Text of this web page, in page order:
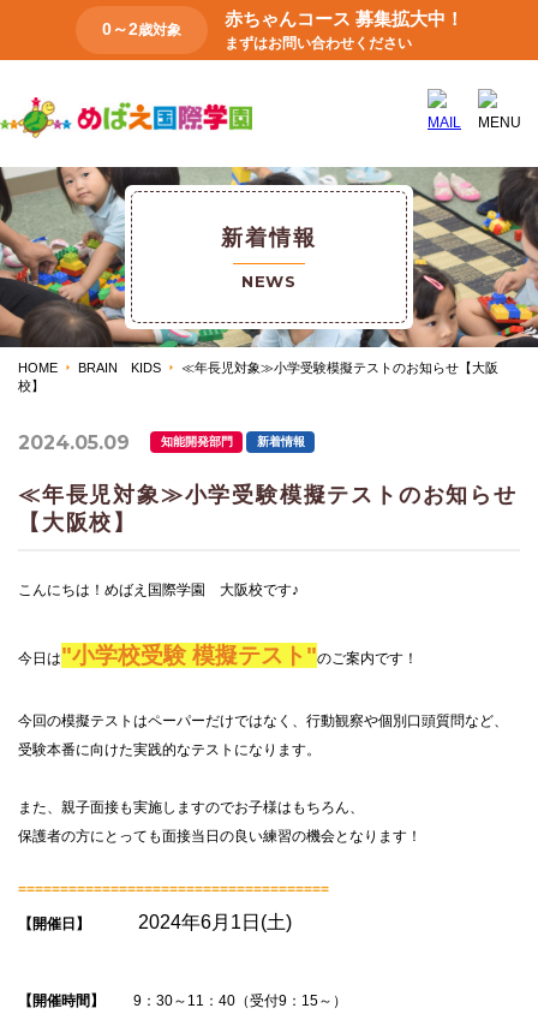
0～2歳対象
赤ちゃんコース 募集拡大中！
まずはお問い合わせください
新着情報
NEWS
HOME BRAIN KIDS
≪年長児対象≫小学受験模擬テストのお知らせ【大阪
校】
2024.05.09 知能開発部門 新着情報
≪年長児対象≫小学受験模擬テストのお知らせ
【大阪校】
こんにちは！めばえ国際学園 大阪校です♪
今日は"小学校受験 模擬テスト "のご案内です！
今回の模擬テストはペーパーだけではなく、行動観察や個別口頭質問など、
受験本番に向けた実践的なテストになります。
また、親子面接も実施しますのでお子様はもちろん、
保護者の方にとっても面接当日の良い練習の機会となります！
=====================================
【開催日】 2024年6月1日(土)
【開催時間】 9： 30～ 11 ： 40 （受付9 ： 15～）